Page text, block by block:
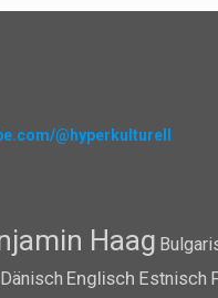
@hyperkulturell
Haag
Dänisch Englisch Estnisch